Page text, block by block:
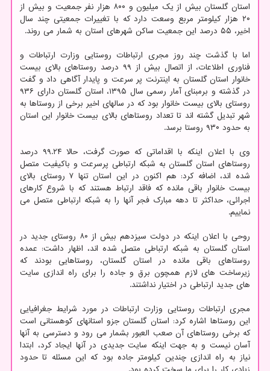
استان گلستان بیش از یک میلیون و ۸۰۰ هزار نفر جمعیت و بیش از
۲۰ هزار کیلومتر مربع وسعت دارد که با تغییرات جمعیتی چند سال
اخیر، ۵۵ درصد این جمعیت ساکن شهرهای استان به شمار می روند.
اما با گذشت چند روز مجری ارتباطات روستایی وزارت ارتباطات و
فناوری اطلاعات، از اتصال بیش از ۹۹ درصد روستاهای بالای بیست
خانوار استان گلستان به اینترنت پر سرعت و پایدار آگاهی داد و گفت
در گذشته و برمبنای آمار رسمی سال ۱۳۹۵، استان گلستان دارای ۹۳۶
روستای بالای بیست خانوار بود که در سالهای اخیر برخی از روستاها به
شهر تبدیل گشته اند تا تعداد روستاهای بالای بیست خانوار این استان
به حدود ۹۳۰ روستا برسد.
وی با اعلان اینکه با اقداماتی که صورت گرفت، حالا ۹۹.۲۴ درصد
روستاهای استان گلستان به شبکه ارتباطی پرسرعت و باکیفیت متصل
شده اند، اضافه کرد: هم اکنون در این استان تنها ۷ روستای بالای
بیست خانوار باقی مانده که فاقد ارتباط هستند که با شروع کارهای
اجرائی، حداکثر تا دهه مبارک فجر آنها را به شبکه ارتباطی متصل می
نماییم.
روحی با اعلان اینکه در دولت سیزدهم بیش از ۸۰ روستای جدید در
استان گلستان به شبکه ارتباطی متصل شده اند، اظهار داشت: عمده
روستاهای باقی مانده در استان گلستان، روستاهایی بودند که
زیرساخت های لازم همچون برق و جاده را برای راه اندازی سایت
های جدید ارتباطی در اختیار نداشتند.
مجری ارتباطات روستایی وزارت ارتباطات در مورد شرایط جغرافیایی
این روستاها اشاره کرد: استان گلستان جزو استانهای کوهستانی است
که برخی روستاهای آن صعب العبور بشمار می رود و دسترسی به آنها
آسان نیست و به جهت اینکه سایت جدیدی در آنها ایجاد کرد، ابتدا
نیاز به راه اندازی چندین کیلومتر جاده بود که این مسئله تا حدود